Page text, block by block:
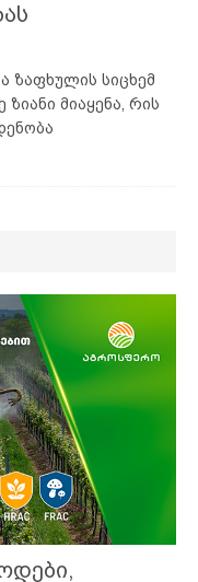
ზაფხულის სიცხემ
მიაყენა, რის